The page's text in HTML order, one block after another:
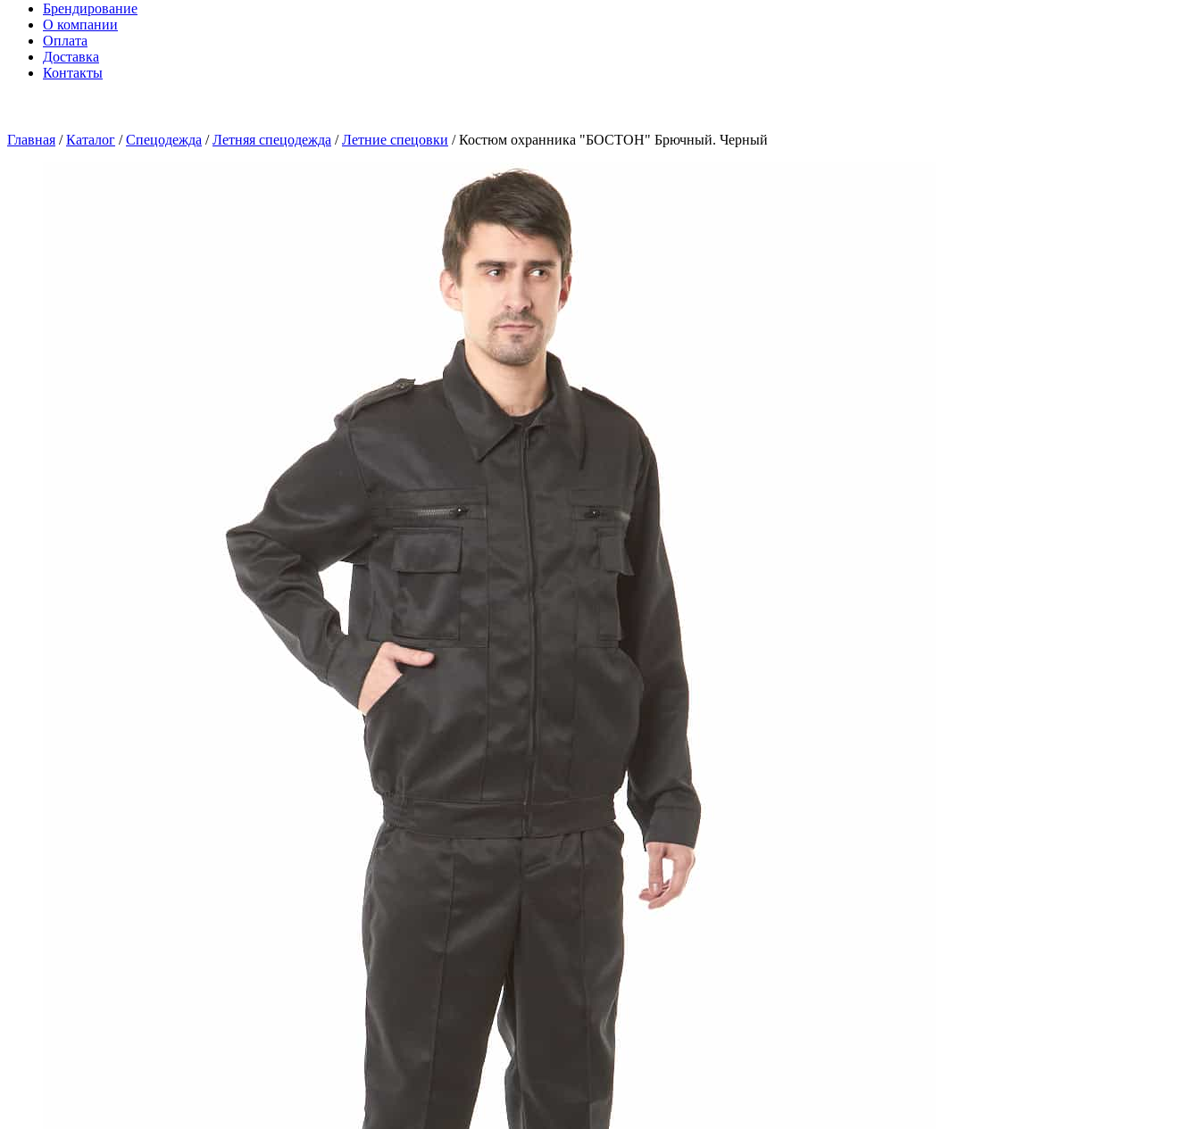
Брендирование
О компании
Оплата
Доставка
Контакты
Главная / Каталог / Спецодежда / Летняя спецодежда / Летние спецовки / Костюм охранника "БОСТОН" Брючный. Черный